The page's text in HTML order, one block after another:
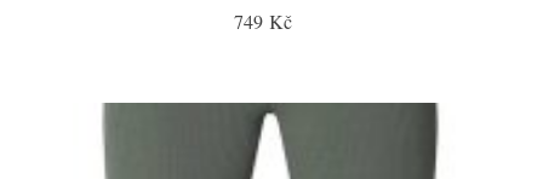
749 Kč